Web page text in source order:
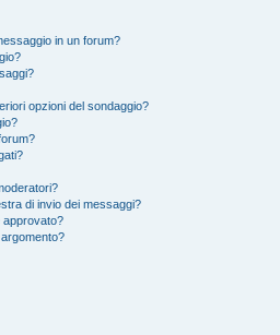
in un forum?
opzioni del sondaggio?
di invio dei messaggi?
approvato?